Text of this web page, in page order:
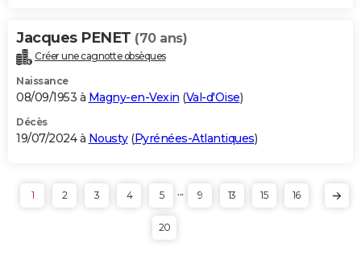
Jacques PENET (70 ans)
Créer une cagnotte obsèques
Naissance
08/09/1953 à Magny-en-Vexin (Val-d'Oise)
Décès
19/07/2024 à Nousty(Pyrénées-Atlantiques)
1 2 3 4 5 ... 9 13 15 16
20